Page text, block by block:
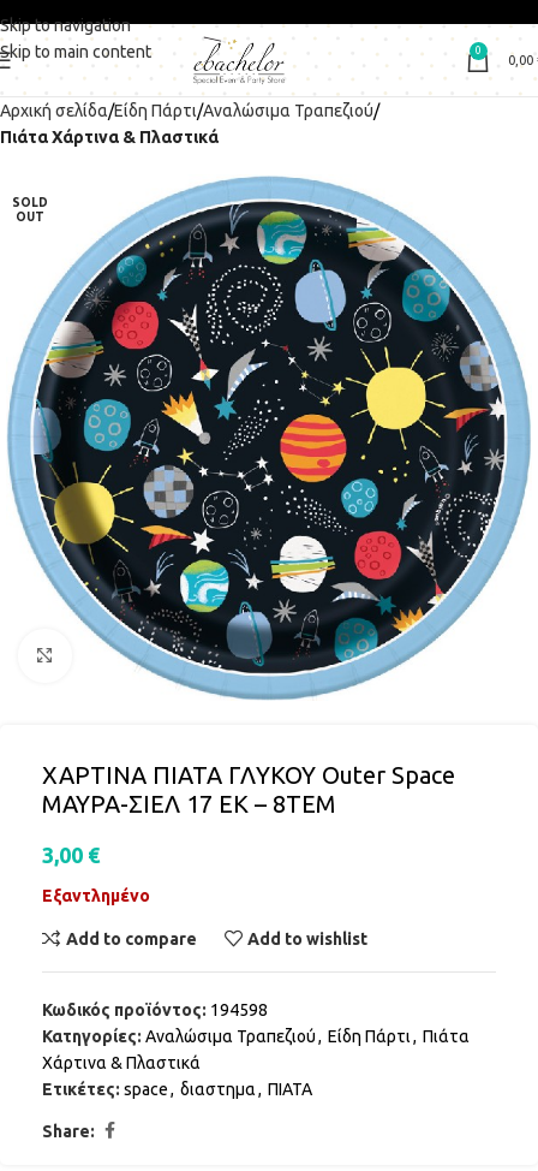
Skip to navigation
Skip to main content
0
0,00
Αρχική σελίδα Είδη Πάρτι Αναλώσιμα Τραπεζιού
Πιάτα Χάρτινα & Πλαστικά
SOLD
OUT
Click to enlarge
ΧΑΡΤΙΝΑ ΠΙΑΤΑ ΓΛΥΚΟΥ Outer Space
ΜΑΥΡΑ-ΣΙΕΛ 17 ΕΚ – 8ΤΕΜ
3,00 €
Εξαντλημένο
Add to compare Add to wishlist
Κωδικός προϊόντος: 194598
Κατηγορίες: Αναλώσιμα Τραπεζιού, Είδη Πάρτι, Πιάτα
Χάρτινα & Πλαστικά
Ετικέτες: space, διαστημα, ΠΙΑΤΑ
Share: